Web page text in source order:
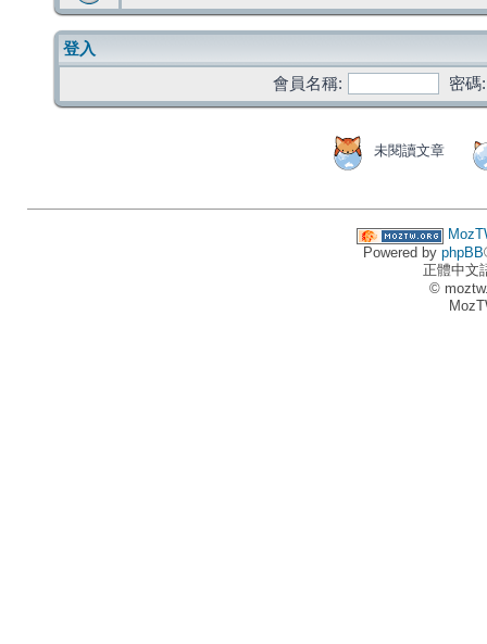
登入
會員名稱:
密碼:
未閱讀文章
Powered by phpBB
正體中文
©